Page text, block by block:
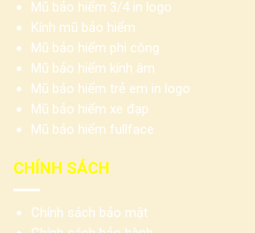
Mũ bảo hiểm 3/4 in logo
Kính mũ bảo hiểm
Mũ bảo hiểm phi công
Mũ bảo hiểm kính âm
Mũ bảo hiểm trẻ em in logo
Mũ bảo hiểm xe đạp
Mũ bảo hiểm fullface
CHÍNH SÁCH
Chính sách bảo mật